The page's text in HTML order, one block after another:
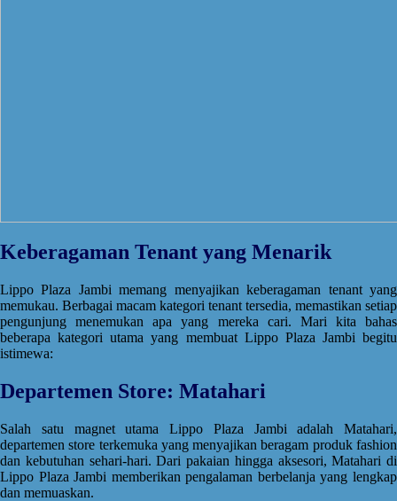
Keberagaman Tenant yang Menarik
Lippo Plaza Jambi memang menyajikan keberagaman tenant yang
memukau. Berbagai macam kategori tenant tersedia, memastikan setiap
pengunjung menemukan apa yang mereka cari. Mari kita bahas
beberapa kategori utama yang membuat Lippo Plaza Jambi begitu
istimewa:
Departemen Store: Matahari
Salah satu magnet utama Lippo Plaza Jambi adalah Matahari,
departemen store terkemuka yang menyajikan beragam produk fashion
dan kebutuhan sehari-hari. Dari pakaian hingga aksesori, Matahari di
Lippo Plaza Jambi memberikan pengalaman berbelanja yang lengkap
dan memuaskan.